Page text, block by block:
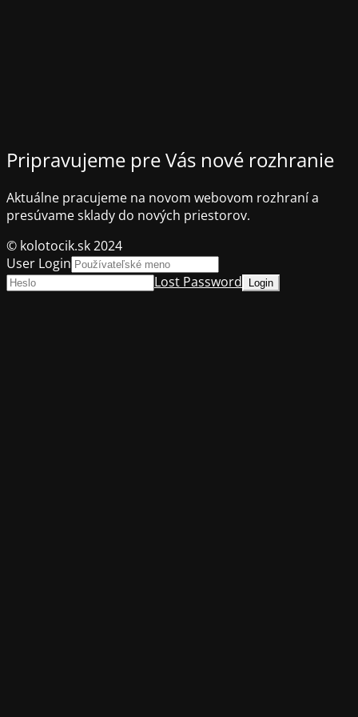
Pripravujeme pre Vás nové rozhranie
Aktuálne pracujeme na novom webovom rozhraní a
presúvame sklady do nových priestorov.
© kolotocik.sk 2024
User Login
Lost Password